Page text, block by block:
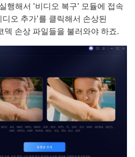
행해서 '비디오 복구' 모듈에 접속
오 추가'를 클릭해서 손상된
덱 손상 파일들을 불러와야 하죠.